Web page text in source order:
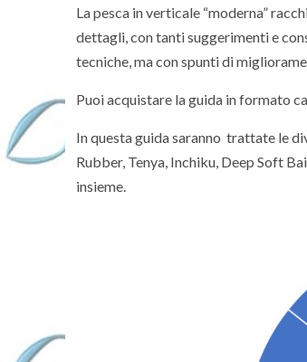
La pesca in verticale “moderna”
dettagli, con tanti suggerimenti e
tecniche, ma con spunti di
Puoi acquistare la guida in formato
In questa guida saranno trattate le
Rubber, Tenya, Inchiku, Deep Soft
insieme.